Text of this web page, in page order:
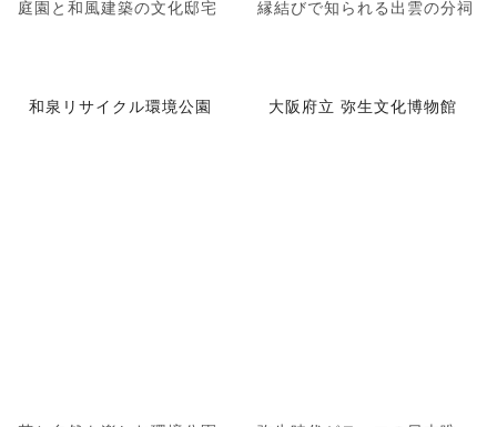
庭園と和風建築の文化邸宅 縁結びで知られる出雲の分祠
和泉リサイクル環境公園 大阪府立 弥生文化博物館